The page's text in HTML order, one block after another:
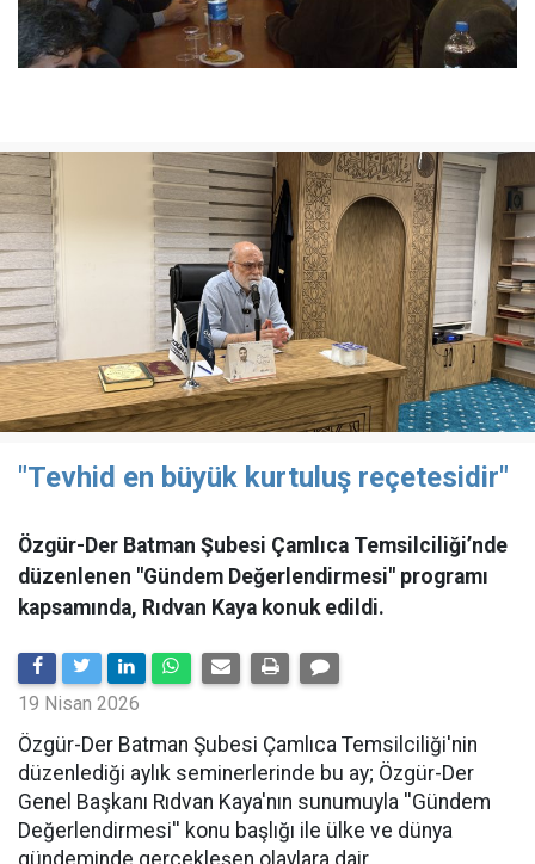
"Tevhid en büyük kurtuluş reçetesidir"
Özgür-Der Batman Şubesi Çamlıca Temsilciliği’nde
düzenlenen "Gündem Değerlendirmesi" programı
kapsamında, Rıdvan Kaya konuk edildi.
19 Nisan 2026
​Özgür-Der Batman Şubesi Çamlıca Temsilciliği'nin
düzenlediği aylık seminerlerinde bu ay; Özgür-Der
Genel Başkanı Rıdvan Kaya'nın sunumuyla ''Gündem
Değerlendirmesi'' konu başlığı ile ülke ve dünya
gündeminde gerçekleşen olaylara dair